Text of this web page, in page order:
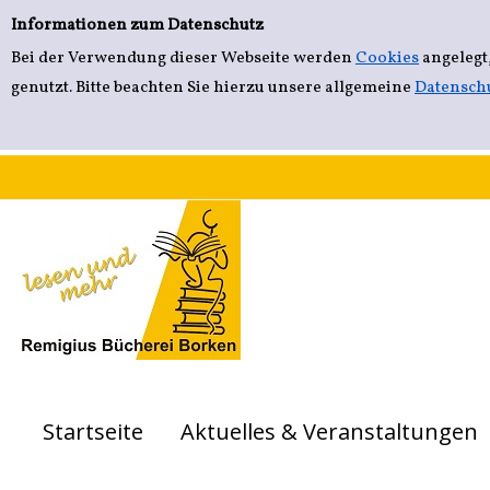
Einfache Suche
Informationen zum Datenschutz
Bei der Verwendung dieser Webseite werdenCookies
genutzt. Bitte beachten Sie hierzu unsere allgemeine
Zur Detailanzeige springen
Startseite Aktuelles & Veranstaltungen